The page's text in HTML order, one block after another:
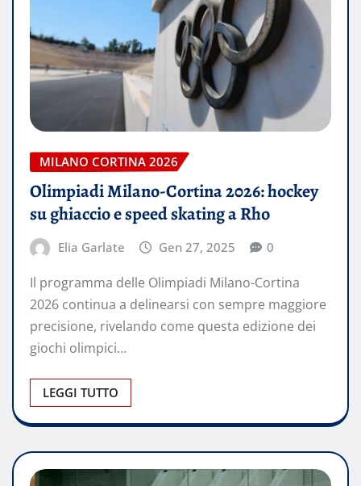
MILANO CORTINA 2026
Olimpiadi Milano-Cortina 2026: hockey
su ghiaccio e speed skating a Rho
Elia Garlate Gen 27, 2025 0
Il programma delle Olimpiadi Milano-Cortina
2026 continua a delinearsi con sempre maggiore
precisione, rivelando come questa edizione dei
giochi olimpici…
LEGGI TUTTO